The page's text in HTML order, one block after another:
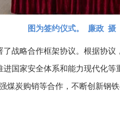
图为签约仪式。 廉政 摄
战略合作框架协议。根据协
国家安全体系和能力现代化等
煤炭购销等合作，不断创新钢